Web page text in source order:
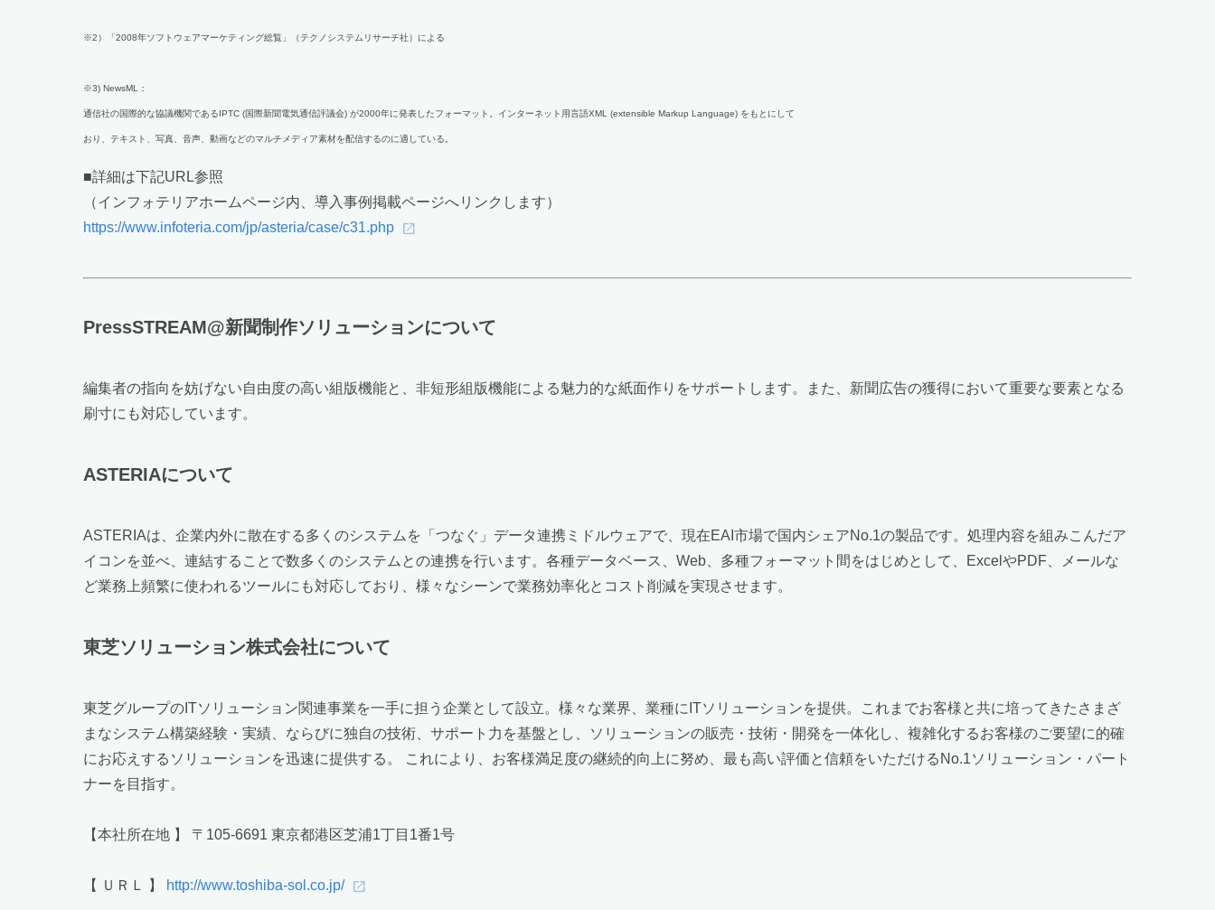
※2）「2008年ソフトウェアマーケティング総覧」（テクノシステムリサーチ社）による
※3) NewsML：
通信社の国際的な協議機関であるIPTC (国際新聞電気通信評議会) が2000年に発表したフォーマット。インターネット用言語XML (extensible Markup Language) をもとにして
おり、テキスト、写真、音声、動画などのマルチメディア素材を配信するのに適している。
■詳細は下記URL参照
（インフォテリアホームページ内、導入事例掲載ページへリンクします）
https://www.infoteria.com/jp/asteria/case/c31.php
PressSTREAM@新聞制作ソリューションについて
編集者の指向を妨げない自由度の高い組版機能と、非短形組版機能による魅力的な紙面作りをサポートします。また、新聞広告の獲得において重要な要素となる
刷寸にも対応しています。
ASTERIAについて
ASTERIAは、企業内外に散在する多くのシステムを「つなぐ」データ連携ミドルウェアで、現在EAI市場で国内シェアNo.1の製品です。処理内容を組みこんだア
イコンを並べ、連結することで数多くのシステムとの連携を行います。各種データベース、Web、多種フォーマット間をはじめとして、ExcelやPDF、メールな
ど業務上頻繁に使われるツールにも対応しており、様々なシーンで業務効率化とコスト削減を実現させます。
東芝ソリューション株式会社について
東芝グループのITソリューション関連事業を一手に担う企業として設立。様々な業界、業種にITソリューションを提供。これまでお客様と共に培ってきたさまざ
まなシステム構築経験・実績、ならびに独自の技術、サポート力を基盤とし、ソリューションの販売・技術・開発を一体化し、複雑化するお客様のご要望に的確
にお応えするソリューションを迅速に提供する。 これにより、お客様満足度の継続的向上に努め、最も高い評価と信頼をいただけるNo.1ソリューション・パート
ナーを目指す。
【本社所在地 】 〒105-6691 東京都港区芝浦1丁目1番1号
【 ＵＲＬ 】 http://www.toshiba-sol.co.jp/